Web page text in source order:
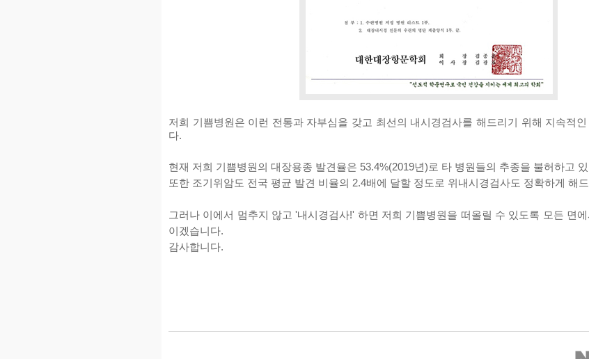
저희 기쁨병원은 이런 전통과 자부심을 갖고 최선의 내시경검사를 해드리기 위해 지속적인
다.
현재 저희 기쁨병원의 대장용종 발견율은 53.4%(2019년)로 타 병원들의 추종을 불허하고
또한 조기위암도 전국 평균 발견 비율의 2.4배에 달할 정도로 위내시경검사도 정확하게 해
그러나 이에서 멈추지 않고 '내시경검사!' 하면 저희 기쁨병원을 떠올릴 수 있도록 모든 면
이겠습니다.
감사합니다.